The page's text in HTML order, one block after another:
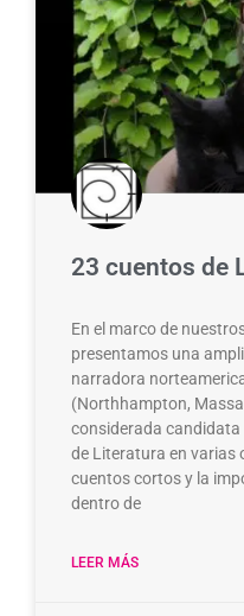
23 cuentos de
En el marco de
presentamos una
narradora
(Northhampton,
considerada candidata
de Literatura en varias
cuentos cortos y la
dentro de
LEER MÁS